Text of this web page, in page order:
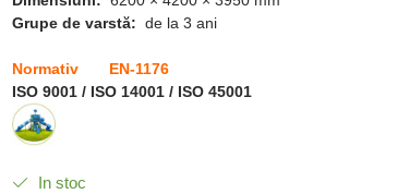
Grupe de varstă: de la 3 ani
Normativ EN-1176
ISO 9001 / ISO 14001 / ISO 45001
In stoc